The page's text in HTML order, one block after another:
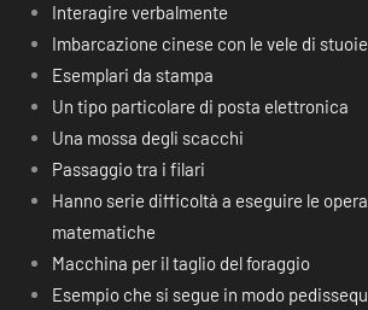
Interagire verbalmente
Imbarcazione cinese con le vele di stuoie
Esemplari da stampa
Un tipo particolare di posta elettronica
Una mossa degli scacchi
Passaggio tra i filari
Hanno serie difficoltà a eseguire le
matematiche
Macchina per il taglio del foraggio
Esempio che si segue in modo